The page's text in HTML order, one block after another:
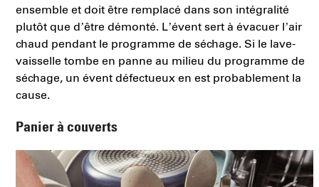
ensemble et doit être remplacé dans son intégralité
plutôt que d’être démonté. L’évent sert à évacuer l’air
chaud pendant le programme de séchage. Si le lave-
vaisselle tombe en panne au milieu du programme de
séchage, un évent défectueux en est probablement la
cause.
Panier à couverts